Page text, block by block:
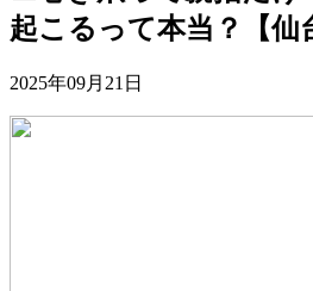
起こるって本当？【仙
2025年09月21日